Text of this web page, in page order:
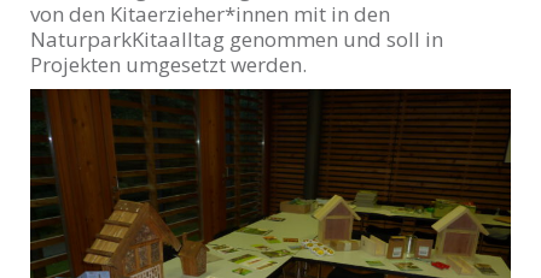
von den Kitaerzieher*innen mit in den
NaturparkKitaalltag genommen und soll in
Projekten umgesetzt werden.